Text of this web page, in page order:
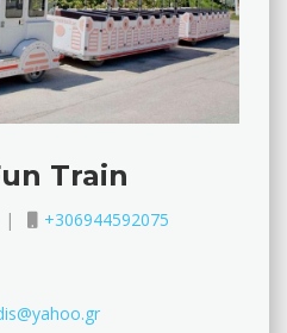
Train
+306944592075